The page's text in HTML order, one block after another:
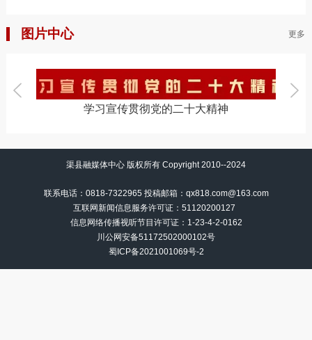
更多
图片中心
学习宣传贯彻党的二十大精神
渠县融媒体中心 版权所有 Copyright 2010--2024
联系电话：0818-7322965 投稿邮箱：qx818.com@163.com
互联网新闻信息服务许可证：51120200127
信息网络传播视听节目许可证： 1-23-4-2-0162
川公网安备51172502000102号
蜀ICP备2021001069号-2